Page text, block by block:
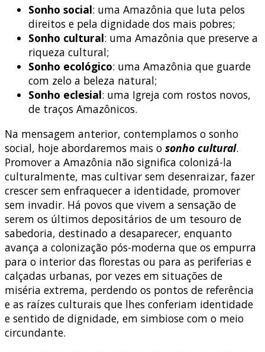
Sonho social: uma Amazônia que luta pelos
direitos e pela dignidade dos mais pobres;
Sonho cultural: uma Amazônia que preserve a
riqueza cultural;
Sonho ecológico: uma Amazônia que guarde
com zelo a beleza natural;
Sonho eclesial: uma Igreja com rostos novos,
de traços Amazônicos.
Na mensagem anterior, contemplamos o sonho
social, hoje abordaremos mais o sonho cultural.
Promover a Amazônia não significa colonizá-la
culturalmente, mas cultivar sem desenraizar, fazer
crescer sem enfraquecer a identidade, promover
sem invadir. Há povos que vivem a sensação de
serem os últimos depositários de um tesouro de
sabedoria, destinado a desaparecer, enquanto
avança a colonização pós-moderna que os empurra
para o interior das florestas ou para as periferias e
calçadas urbanas, por vezes em situações de
miséria extrema, perdendo os pontos de referência
e as raízes culturais que lhes conferiam identidade
e sentido de dignidade, em simbiose com o meio
circundante.